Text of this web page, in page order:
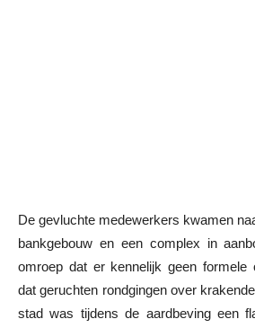
De gevluchte medewerkers kwamen
bankgebouw en een complex in
omroep dat er kennelijk geen formele
dat geruchten rondgingen over
stad was tijdens de aardbeving een